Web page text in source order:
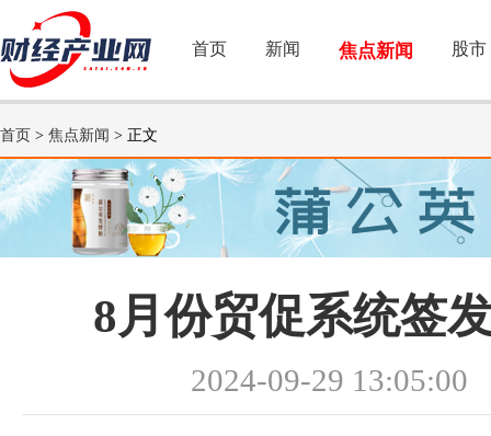
首页 新闻 焦点新闻 股市
首页 > 焦点新闻 > 正文
8月份贸促系统签
2024-09-29 13:05:00